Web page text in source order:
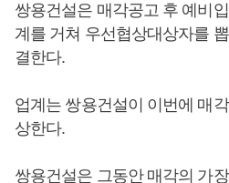
쌍용건설은 매각공고 후 예비
계를 거쳐 우선협상대상자를
결한다.
업계는 쌍용건설이 이번에 매
상한다.
쌍용건설은 그동안 매각의 가